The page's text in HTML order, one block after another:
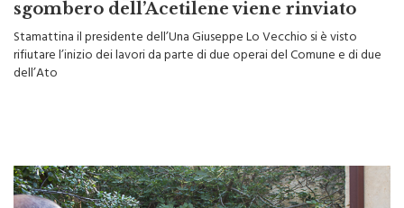
Stamattina il presidente dell’Una Giuseppe Lo Vecchio si è visto
rifiutare l’inizio dei lavori da parte di due operai del Comune e di due
dell’Ato